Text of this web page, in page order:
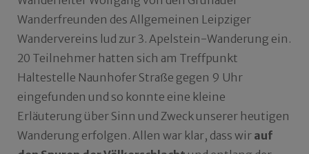
Wanderfreunden des Allgemeinen Leipziger
Wandervereins lud zur 3. Apelstein-Wanderung ein.
20 Teilnehmer hatten sich am Treffpunkt
Haltestelle Naunhofer Straße gegen 9 Uhr
eingefunden und so konnte eine kleine
Erläuterung über Sinn und Zweck unserer heutigen
Wanderung erfolgen. Allen war klar, dass wir auf